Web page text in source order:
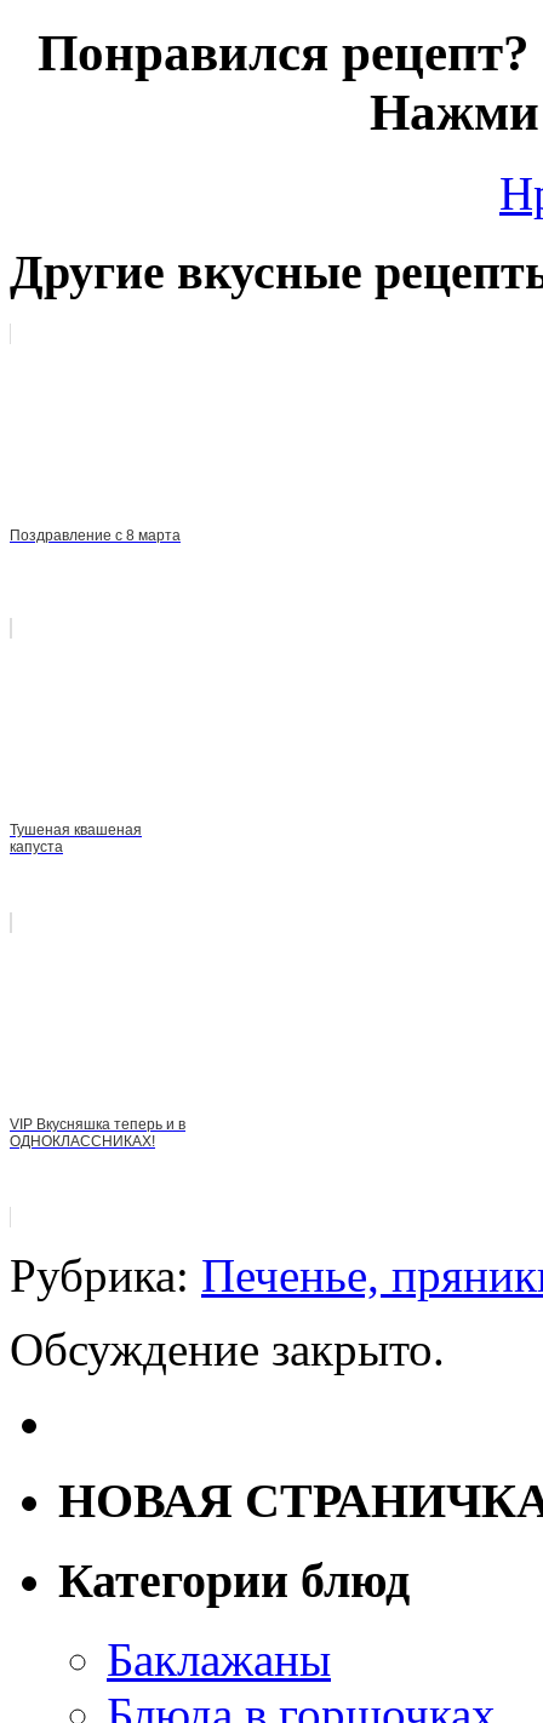
Понравился
Нажми
Другие вкусные
Поздравление с 8 марта
Тушеная квашеная
капуста
VIP Вкусняшка теперь и в
ОДНОКЛАССНИКАХ!
Рубрика: Печенье,
Обсуждение закрыто.
НОВАЯ
Категории блюд
Баклажаны